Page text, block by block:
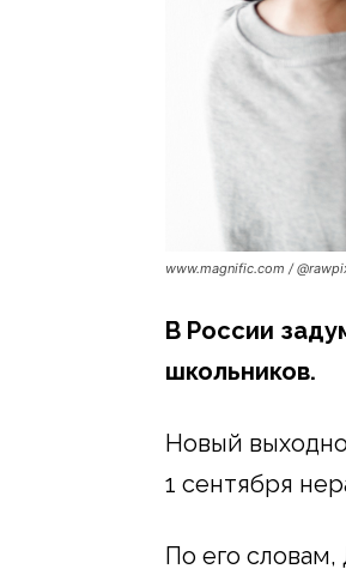
www.magnific.com /
В России
школьников.
Новый
1 сентября
По его